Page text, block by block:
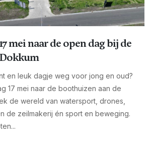
mei naar de open dag bij de
en leuk dagje weg voor jong en oud?
17 mei naar de boothuizen aan de
de wereld van watersport, drones,
de zeilmakerij én sport en beweging.